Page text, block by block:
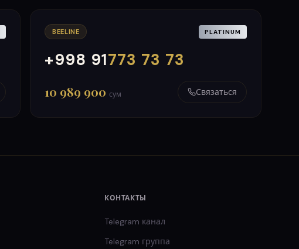
BEELINE PLATINUM
+998 91773 73 73
000
999
10 989 900 сум Связаться
КОНТАКТЫ
Telegram канал
Telegram группа